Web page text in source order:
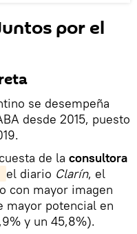
por el
se desempeña
desde 2015, puesto
de la consultora
el diario Clarín, el
con mayor imagen
mayor potencial en
y un 45,8%).